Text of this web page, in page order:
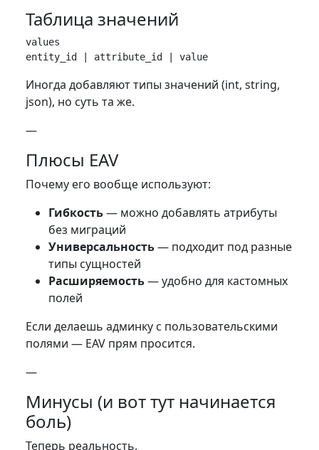
Таблица значений
values
Иногда добавляют типы значений (int, string,
json), но суть та же.
—
Плюсы EAV
Почему его вообще используют:
Гибкость— можно добавлять атрибуты
без миграций
Универсальность— подходит под разные
типы сущностей
Расширяемость— удобно для кастомных
полей
Если делаешь админку с пользовательскими
полями — EAV прям просится.
—
Минусы (и вот тут начинается
боль)
Теперь реальность.